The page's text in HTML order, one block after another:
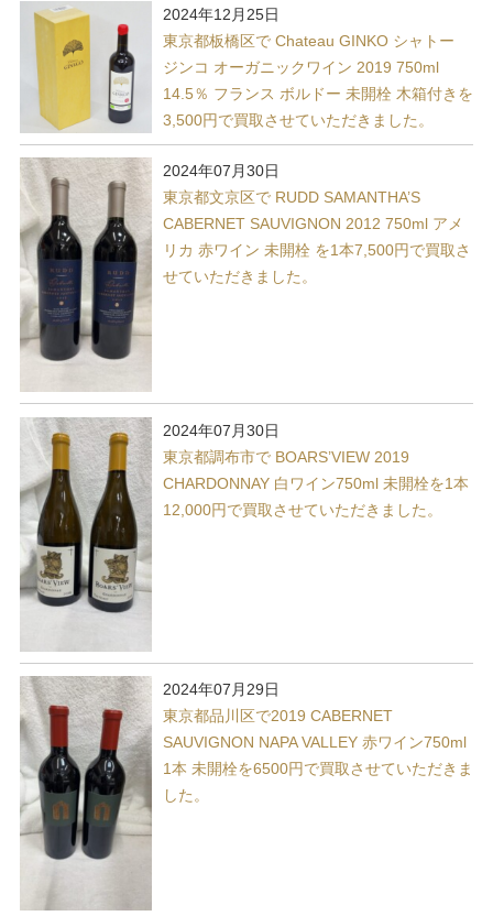
2024年12月25日
東京都板橋区で Chateau GINKO シャトー
ジンコ オーガニックワイン 2019 750ml
14.5％ フランス ボルドー 未開栓 木箱付きを
3,500円で買取させていただきました。
2024年07月30日
東京都文京区で RUDD SAMANTHA’S
CABERNET SAUVIGNON 2012 750ml アメ
リカ 赤ワイン 未開栓 を1本7,500円で買取さ
せていただきました。
2024年07月30日
東京都調布市で BOARS’VIEW 2019
CHARDONNAY 白ワイン750ml 未開栓を1本
12,000円で買取させていただきました。
2024年07月29日
東京都品川区で2019 CABERNET
SAUVIGNON NAPA VALLEY 赤ワイン750ml
1本 未開栓を6500円で買取させていただきま
した。